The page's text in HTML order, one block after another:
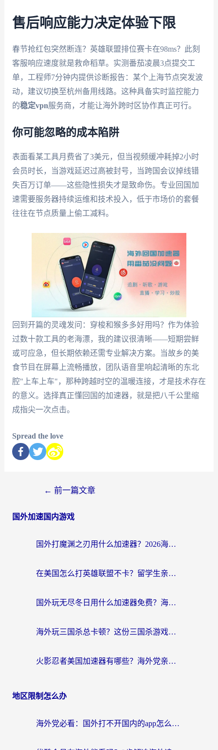
售后响应能力决定体验下限
春节抢红包突然断连？英雄联盟排位赛卡在98ms？此刻
客服响应速度就是救命稻草。实测番茄凌晨3点提交工
单，工程师7分钟内提供诊断报告：某个上海节点突发波
动，建议切换至杭州备用线路。这种具备实时监控能力
的稳定vpn服务商，才能让海外跨时区协作真正可行。
你可能忽略的成本陷阱
表面看某工具月费省了3美元，但当视频缓冲耗掉2小时
会员时长，当游戏延迟过高被封号，当跨国会议掉线错
失百万订单——这些隐性损失才是致命伤。专业回国加
速需要服务器持续运维和技术投入，低于市场价的套餐
往往在节点质量上偷工减料。
回到开篇的灵魂发问：穿梭和猴多多好用吗？作为体验
过数十款工具的老海漂，我的建议很清晰——短期尝鲜
或可应急，但长期依赖还需专业解决方案。当故乡的美
食节目在屏幕上流畅播放，团队语音里响起清晰的东北
腔"上车上车"，那种跨越时空的温暖连接，才是技术存在
的意义。选择真正懂回国的加速器，就是把八千公里缩
成指尖一次点击。
Spread the love
← 前一篇文章
国外加速国内游戏
国外打魔渊之刃用什么加速器？2026海外玩家国服游戏加速全攻略（附闪耀暖暖&复苏的魔女避坑指南）
在美国怎么打英雄联盟不卡？留学生亲测的国服游戏加速全攻略
国外玩无尽冬日用什么加速器免费？海外党国服游戏加速避坑指南
海外玩三国杀总卡顿？这份三国杀游戏加速器指南帮你告别延迟烦恼
火影忍者美国加速器有哪些？海外党亲测的国服游戏加速全攻略（含菲律宾玩三国之刃守望黎明技巧）
地区限制怎么办
海外党必看：国外打不开国内的app怎么办？3步解决你的乡愁